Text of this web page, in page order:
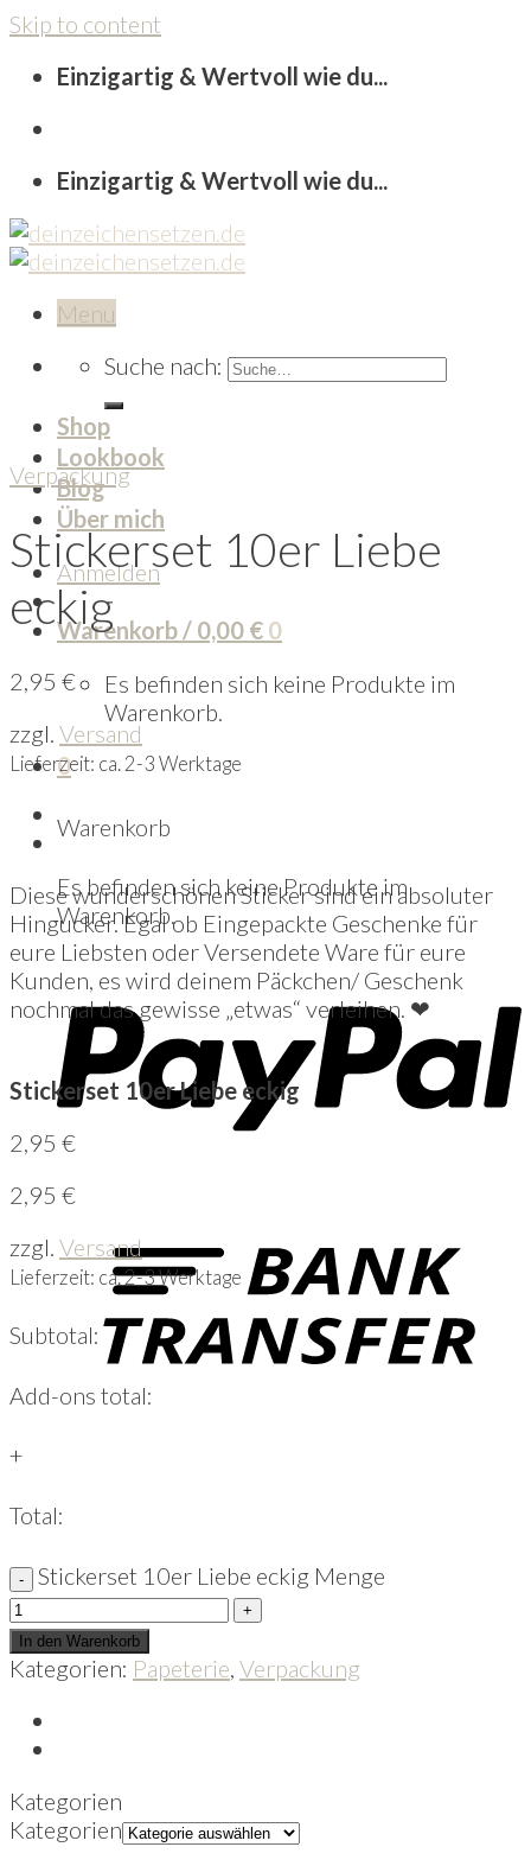
Skip to content
Einzigartig & Wertvoll wie du...
Einzigartig & Wertvoll wie du...
Menu
Suche nach:
Shop
Lookbook
Blog
Über mich
Anmelden
Warenkorb / 0,00 € 0
Es befinden sich keine Produkte im
Warenkorb.
0
Warenkorb
Es befinden sich keine Produkte im
Warenkorb.
Verpackung
Stickerset 10er Liebe
eckig
2,95 €
zzgl. Versand
Lieferzeit: ca. 2-3 Werktage
Diese wunderschönen Sticker sind ein absoluter
Hingucker. Egal ob Eingepackte Geschenke für
eure Liebsten oder Versendete Ware für eure
Kunden, es wird deinem Päckchen/ Geschenk
nochmal das gewisse „etwas“ verleihen. ❤
Stickerset 10er Liebe eckig
2,95 €
2,95 €
zzgl. Versand
Lieferzeit: ca. 2-3 Werktage
Subtotal:
Add-ons total:
+
Total:
Stickerset 10er Liebe eckig Menge
In den Warenkorb
Kategorien: Papeterie Verpackung
Kategorien
Kategorien